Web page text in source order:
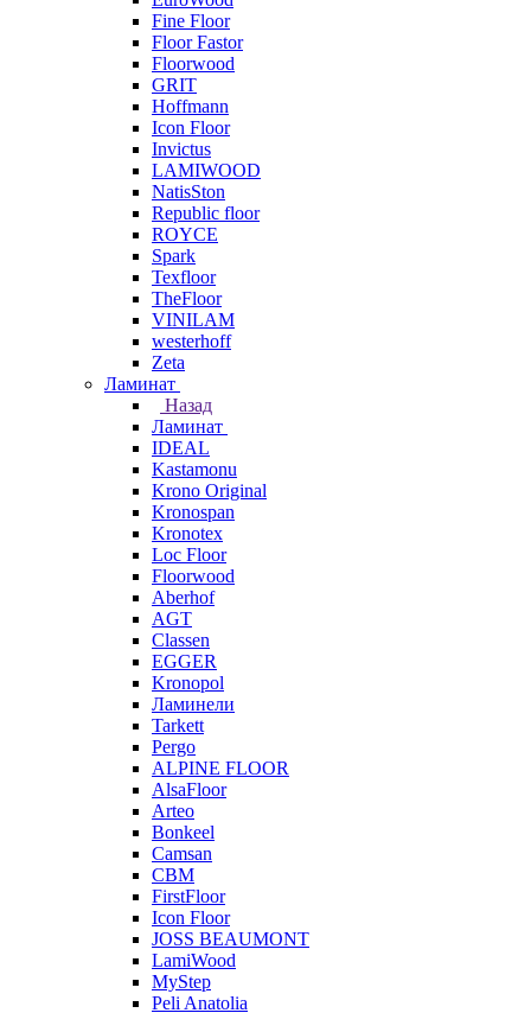
Fine Floor
Floor Fastor
Floorwood
GRIT
Hoffmann
Icon Floor
Invictus
LAMIWOOD
NatisSton
Republic floor
ROYCE
Spark
Texfloor
TheFloor
VINILAM
westerhoff
Zeta
Ламинат
Назад
Ламинат
IDEAL
Kastamonu
Krono Original
Kronospan
Kronotex
Loc Floor
Floorwood
Aberhof
AGT
Classen
EGGER
Kronopol
Ламинели
Tarkett
Pergo
ALPINE FLOOR
AlsaFloor
Arteo
Bonkeel
Camsan
CBM
FirstFloor
Icon Floor
JOSS BEAUMONT
LamiWood
MyStep
Peli Anatolia